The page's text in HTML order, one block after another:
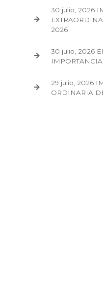
30 julio, 2026
2026
30 julio, 2026
29 julio, 2026
ORDINARIA